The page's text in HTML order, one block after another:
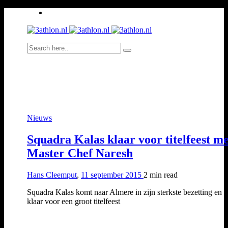
Nieuws
Squadra Kalas klaar voor titelfeest
Master Chef Naresh
Hans Cleemput, 11 september 2015 2 min read
Squadra Kalas komt naar Almere in zijn sterkste bezetting en
klaar voor een groot titelfeest